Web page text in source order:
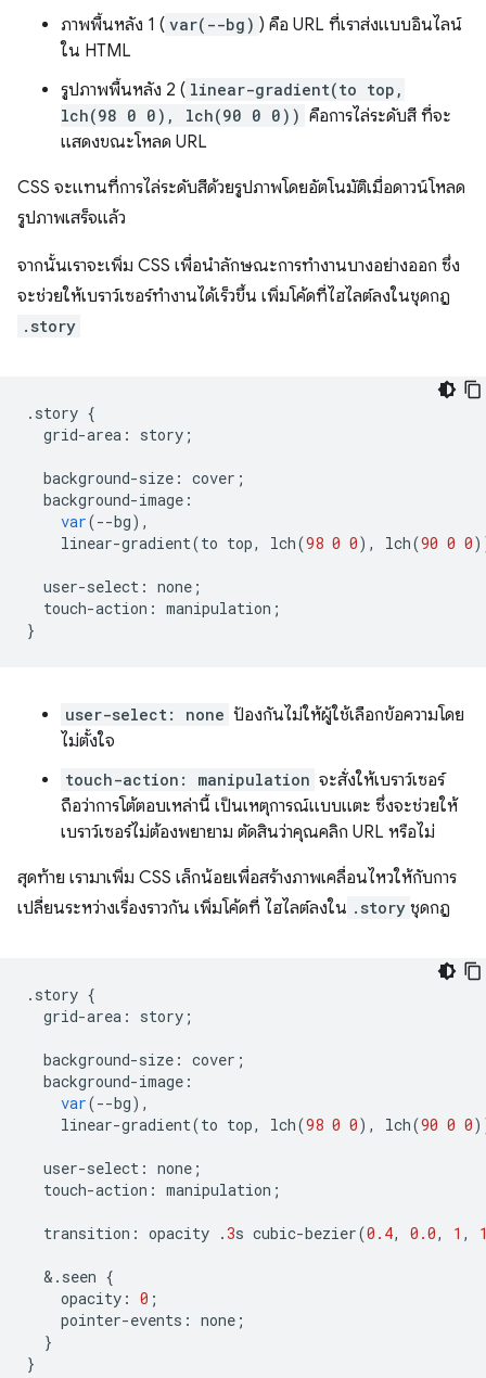
ภาพพื้นหลัง 1 ( var(--bg) ) คือ URL ที่เราส่งแบบอินไลน์
ใน HTML
รูปภาพพื้นหลัง 2 ( linear-gradient(to top,
lch(98 0 0), lch(90 0 0)) คือการไล่ระดับสี ที่จะ
แสดงขณะโหลด URL
CSS จะแทนที่การไล่ระดับสีด้วยรูปภาพโดยอัตโนมัติเมื่อดาวน์โหลด
รูปภาพเสร็จแล้ว
จากนั้นเราจะเพิ่ม CSS เพื่อนำลักษณะการทำงานบางอย่างออก ซึ่ง
จะช่วยให้เบราว์เซอร์ทำงานได้เร็วขึ้น เพิ่มโค้ดที่ไฮไลต์ลงในชุดกฎ
.story
. story {
grid-area : story ;
background-size : cover ;
background-image :
var(--bg),
linear-gradient(to top, lch(98 0 0), lch(90 0 0
user-select : none ;
touch-action : manipulation ;
}
user-select: none ป้องกันไม่ให้ผู้ใช้เลือกข้อความโดย
ไม่ตั้งใจ
touch-action: manipulation จะสั่งให้เบราว์เซอร์
ถือว่าการโต้ตอบเหล่านี้ เป็นเหตุการณ์แบบแตะ ซึ่งจะช่วยให้
เบราว์เซอร์ไม่ต้องพยายาม ตัดสินว่าคุณคลิก URL หรือไม่
สุดท้าย เรามาเพิ่ม CSS เล็กน้อยเพื่อสร้างภาพเคลื่อนไหวให้กับการ
เปลี่ยนระหว่างเรื่องราวกัน เพิ่มโค้ดที่ ไฮไลต์ลงใน .story ชุดกฎ
. story {
grid-area : story ;
background-size : cover ;
background-image :
var(--bg),
linear-gradient(to top, lch(98 0 0), lch(90 0 0
user-select : none ;
touch-action : manipulation ;
transition : opacity .3s cubic-bezier(0.4, 0.0, 1 ,
& . seen {
opacity : 0 ;
pointer-events : none ;
}
}